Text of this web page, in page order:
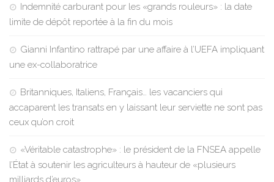
Indemnité carburant pour les «grands rouleurs» : la date
limite de dépôt reportée à la fin du mois
Gianni Infantino rattrapé par une affaire à l’UEFA impliquant
une ex-collaboratrice
Britanniques, Italiens, Français… les vacanciers qui
accaparent les transats en y laissant leur serviette ne sont pas
ceux qu’on croit
«Véritable catastrophe» : le président de la FNSEA appelle
l’État à soutenir les agriculteurs à hauteur de «plusieurs
milliards d’euros»